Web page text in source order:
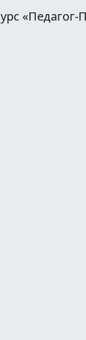
«Педагог-